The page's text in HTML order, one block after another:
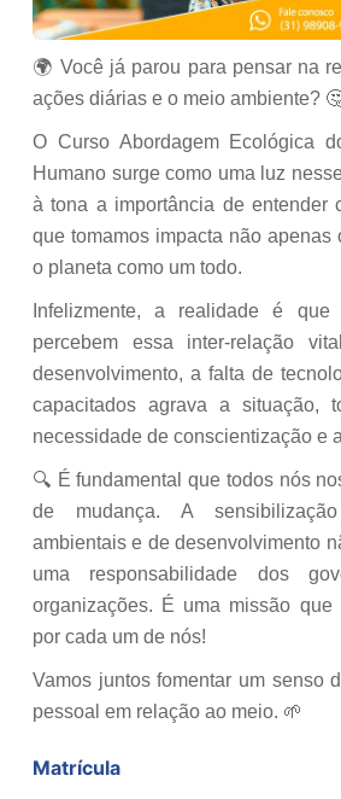
🌍 Você já parou para pensar na
ações diárias e o meio ambiente?
O Curso Abordagem Ecológica
Humano surge como uma luz
à tona a importância de entender
que tomamos impacta não apenas
o planeta como um todo.
Infelizmente, a realidade é
percebem essa inter-relação
desenvolvimento, a falta de
capacitados agrava a situação,
necessidade de conscientização e
🔍 É fundamental que todos nós
de mudança. A
ambientais e de desenvolvimento
uma responsabilidade dos
organizações. É uma missão que
por cada um de nós!
Vamos juntos fomentar um senso
pessoal em relação ao meio. 🌱
Matrícula